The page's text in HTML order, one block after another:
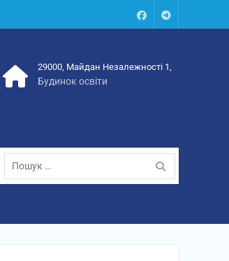
FacebookTalegram
29000, Майдан Незалежності 1,
Будинок освіти
Пошук: